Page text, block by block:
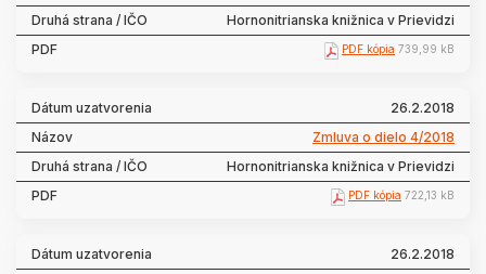
Hornonitrianska knižnica v Prievidzi
PDF kópia 739,99 kB
26.2.2018
Zmluva o dielo 4/2018
Hornonitrianska knižnica v Prievidzi
PDF kópia 722,13 kB
26.2.2018